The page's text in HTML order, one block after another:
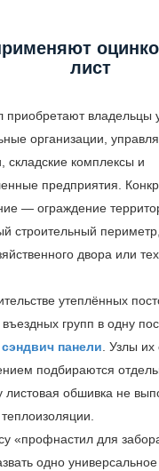
лист
приобретают владельцы
организации,
складские комплексы и
предприятия.
— ограждение
строительный
двора или
утеплённых
групп в одну
сэндвич панели. Узлы их
подбираются
листовая обшивка не
«профнастил для
одно